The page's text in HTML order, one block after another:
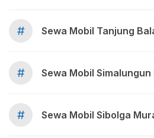
# Sewa Mobil Tanjung
# Sewa Mobil
# Sewa Mobil Sibolga